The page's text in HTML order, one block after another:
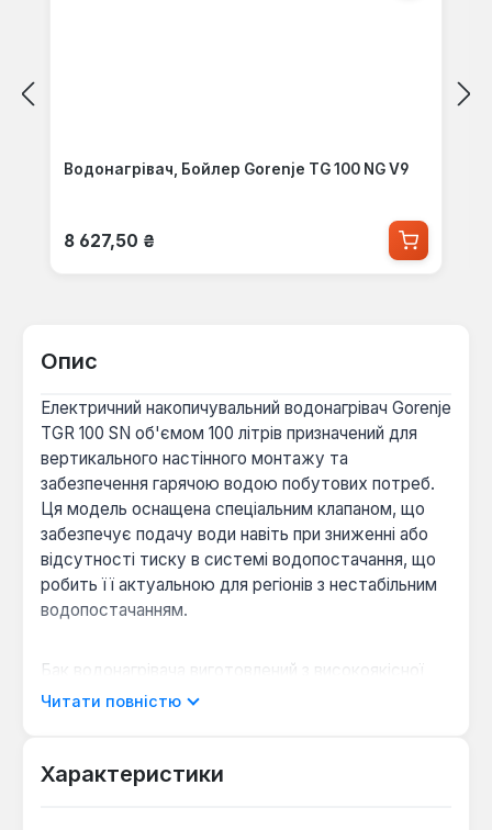
Водонагрівач, Бойлер Gorenje TG 100 NG V9
Звичайна ціна:
8 627,50 ₴
Опис
Електричний накопичувальний водонагрівач Gorenje
TGR 100 SN об'ємом 100 літрів призначений для
вертикального настінного монтажу та
забезпечення гарячою водою побутових потреб.
Ця модель оснащена спеціальним клапаном, що
забезпечує подачу води навіть при зниженні або
відсутності тиску в системі водопостачання, що
робить її актуальною для регіонів з нестабільним
водопостачанням.
Бак водонагрівача виготовлений з високоякісної
емальованої сталі, а додатковий захист від корозії
кВт, дозволяє нагріти повний об'єм води до
Читати повністю
Характеристики